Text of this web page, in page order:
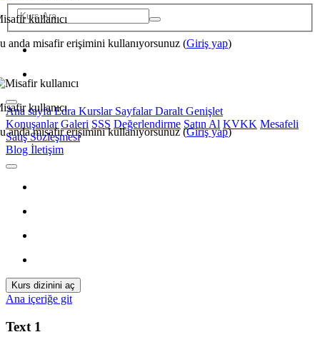
kullanıcı
anda misafir erişimini kullanıyorsunuz (Giriş yap)
kullanıcı
anda misafir erişimini kullanıyorsunuz (Giriş yap)
Ana sayfaEdra Kurslar SayfalarDaralt Genişlet
Konuşanlar Galeri SSS Değerlendirme Satın Al KVKK Mesafeli
Satış Sözleşmesi
Blog İletişim
Kurs dizinini aç
Ana içeriğe git
Text 1